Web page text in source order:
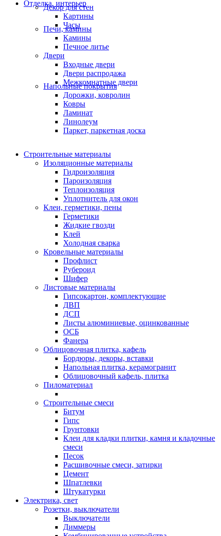
Отделка, интерьер
Декор для стен
Картины
Часы
Печи, камины
Камины
Печное литье
Двери
Входные двери
Двери распродажа
Межкомнатные двери
Напольные покрытия
Дорожки, ковролин
Ковры
Ламинат
Линолеум
Паркет, паркетная доска
Строительные материалы
Изоляционные материалы
Гидроизоляция
Пароизоляция
Теплоизоляция
Уплотнитель для окон
Клеи, герметики, пены
Герметики
Жидкие гвозди
Клей
Холодная сварка
Кровельные материалы
Профлист
Рубероид
Шифер
Листовые материалы
Гипсокартон, комплектующие
ДВП
ДСП
Листы алюминиевые, оцинкованные
ОСБ
Фанера
Облицовочная плитка, кафель
Бордюры, декоры, вставки
Напольная плитка, керамогранит
Облицовочный кафель, плитка
Пиломатериал
Строительные смеси
Битум
Гипс
Грунтовки
Клеи для кладки плитки, камня и кладочные
смеси
Песок
Расшивочные смеси, затирки
Цемент
Шпатлевки
Штукатурки
Электрика, свет
Розетки, выключатели
Выключатели
Диммеры